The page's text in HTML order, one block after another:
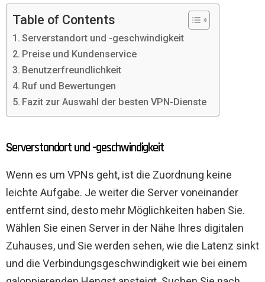
Table of Contents
Serverstandort und -geschwindigkeit
Preise und Kundenservice
Benutzerfreundlichkeit
Ruf und Bewertungen
Fazit zur Auswahl der besten VPN-Dienste
Serverstandort und -geschwindigkeit
Wenn es um VPNs geht, ist die Zuordnung keine
leichte Aufgabe. Je weiter die Server voneinander
entfernt sind, desto mehr Möglichkeiten haben Sie.
Wählen Sie einen Server in der Nähe Ihres digitalen
Zuhauses, und Sie werden sehen, wie die Latenz sinkt
und die Verbindungsgeschwindigkeit wie bei einem